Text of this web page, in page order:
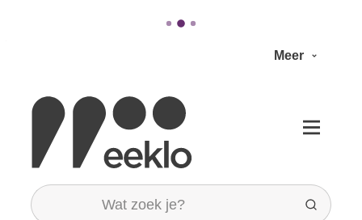
Meer
Stad Eeklo
Wat zoek je?
Zoeken
Menu